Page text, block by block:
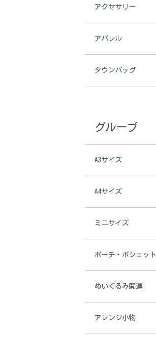
アクセサリー
アパレル
タウンバッグ
グループ
A3サイズ
A4サイズ
ミニサイズ
ポーチ・ポシェット
ぬいぐるみ関連
アレンジ小物